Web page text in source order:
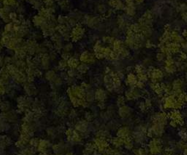
S.C. Atelierul de istorie SRL
J12/419/2016
CIF 35566674
RO48ROIN4021ZZ6H9WDUW2T2